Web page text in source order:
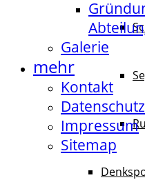
Galerie
mehr
Kontakt
Datenschutz
Impressum
Sitemap